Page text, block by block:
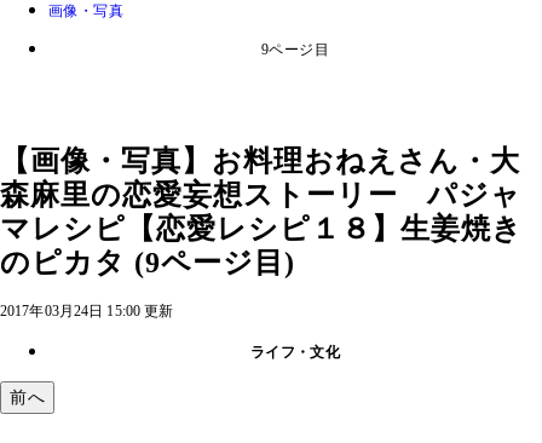
画像・写真
9ページ目
【画像・写真】お料理おねえさん・大
森麻里の恋愛妄想ストーリー パジャ
マレシピ【恋愛レシピ１８】生姜焼き
のピカタ (9ページ目)
2017年03月24日 15:00 更新
ライフ・文化
前へ